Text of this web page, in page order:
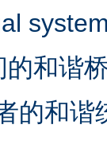
和谐
的和谐